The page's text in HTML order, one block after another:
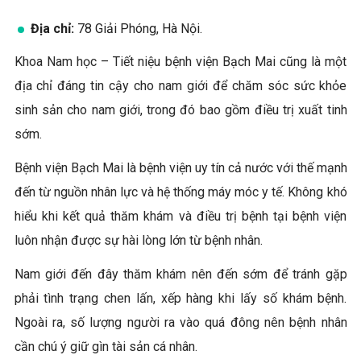
Địa chỉ: 78 Giải Phóng, Hà Nội.
Khoa Nam học – Tiết niệu bệnh viện Bạch Mai cũng là một
địa chỉ đáng tin cậy cho nam giới để chăm sóc sức khỏe
sinh sản cho nam giới, trong đó bao gồm điều trị xuất tinh
sớm.
Bệnh viện Bạch Mai là bệnh viện uy tín cả nước với thế mạnh
đến từ nguồn nhân lực và hệ thống máy móc y tế. Không khó
hiểu khi kết quả thăm khám và điều trị bệnh tại bệnh viện
luôn nhận được sự hài lòng lớn từ bệnh nhân.
Nam giới đến đây thăm khám nên đến sớm để tránh gặp
phải tình trạng chen lấn, xếp hàng khi lấy số khám bệnh.
Ngoài ra, số lượng người ra vào quá đông nên bệnh nhân
cần chú ý giữ gìn tài sản cá nhân.